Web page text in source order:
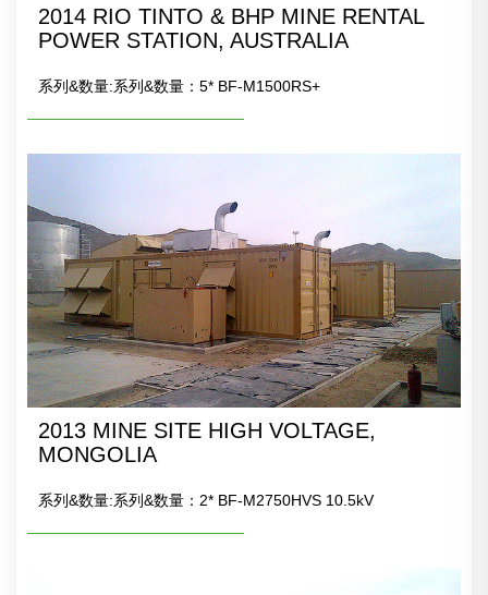
2014 RIO TINTO & BHP MINE RENTAL
POWER STATION, AUSTRALIA
系列&数量:系列&数量：5* BF-M1500RS+
2013 MINE SITE HIGH VOLTAGE,
MONGOLIA
系列&数量:系列&数量：2* BF-M2750HVS 10.5kV